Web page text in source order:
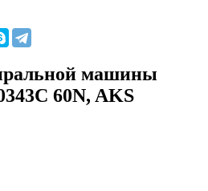
машины
60N, AKS